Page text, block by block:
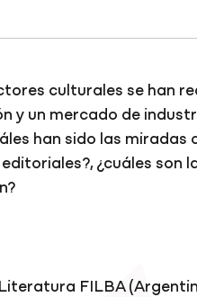
culturales se han
y un mercado de
han sido las miradas
¿cuáles son
FILBA